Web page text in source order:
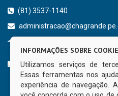
(81) 3537-1140
CURTA NOSSA
INFORMAÇÕES SOBRE
Utilizamos serviços de
Essas ferramentas nos
experiência de navegação.